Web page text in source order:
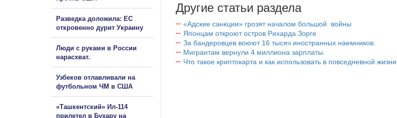
Другие статьи раздела
«Адские санкции» грозят началом большой войны
Японцам откроют остров Рихарда Зорге
За бандеровцев воюют 16 тысяч иностранных наемников.
Мигрантам вернули 4 миллиона зарплаты.
Что такое криптокарта и как использовать в повседневной жизни
Разведка доложила: ЕС
откровенно дурит Украину
Люди с руками в России
нарасхват.
Узбеков отлавливали на
футбольном ЧМ в США
«Ташкентский» Ил-114
прилетел в Бухару на